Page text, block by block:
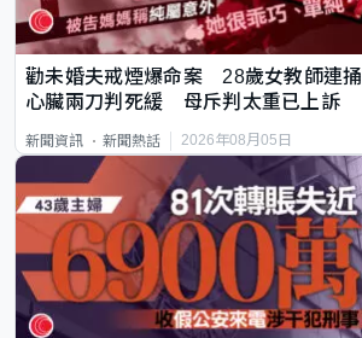
勸未婚夫戒煙爆命案 28歲女教師連捅
心臟兩刀判死緩 母斥判太重已上訴
新聞資訊 新聞熱話 2026年08月05日